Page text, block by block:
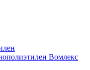
Вомлекс